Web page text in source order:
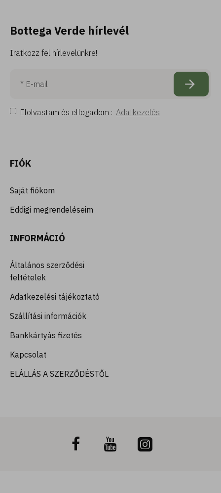
Bottega Verde hírlevél
Iratkozz fel hírlevelünkre!
Elolvastam és elfogadom : Adatkezelés
FIÓK
Saját fiókom
Eddigi megrendeléseim
INFORMÁCIÓ
Általános szerződési
feltételek
Adatkezelési tájékoztató
Szállítási információk
Bankkártyás fizetés
Kapcsolat
ELÁLLÁS A SZERZŐDÉSTŐL